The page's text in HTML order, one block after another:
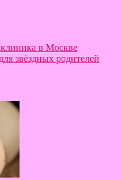
в Москве
звёздных родителей